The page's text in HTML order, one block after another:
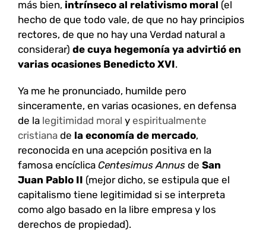
más bien, intrínseco al relativismo moral (el
hecho de que todo vale, de que no hay principios
rectores, de que no hay una Verdad natural a
considerar) de cuya hegemonía ya advirtió en
varias ocasiones Benedicto XVI.
Ya me he pronunciado, humilde pero
sinceramente, en varias ocasiones, en defensa
de la legitimidad moral y espiritualmente
cristiana de la economía de mercado,
reconocida en una acepción positiva en la
famosa encíclica Centesimus Annus de San
Juan Pablo II (mejor dicho, se estipula que el
capitalismo tiene legitimidad si se interpreta
como algo basado en la libre empresa y los
derechos de propiedad).